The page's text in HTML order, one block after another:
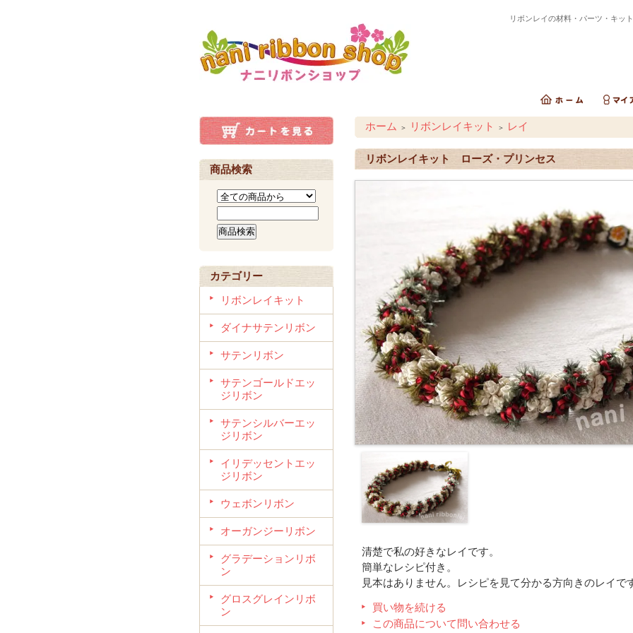
リボンレイの材料・パーツ・キ
商品検索
カテゴリー
リボンレイキット
ダイナサテンリボン
サテンリボン
サテンゴールドエッ
ジリボン
サテンシルバーエッ
ジリボン
イリデッセントエッ
ジリボン
ウェボンリボン
オーガンジーリボン
グラデーションリボ
ン
グロスグレインリボ
ン
ホーム ＞ リボンレイキット ＞ レイ
リボンレイキット ローズ・プリンセス
清楚で私の好きなレイです。
簡単なレシピ付き。
見本はありません。レシピを見て分かる方向きのレイで
買い物を続ける
この商品について問い合わせる